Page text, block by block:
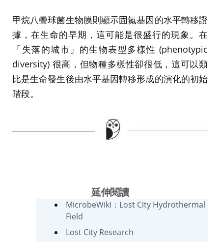
甲烷八疊球菌生物膜則顯示固氮基因的水平轉移證
據，在生命的早期，這可能是很盛行的現象。在
「失落的城市」的生物表型多樣性 (phenotypic
diversity) 很高，但物種多樣性卻很低，這可以類
比是生命發生後由水平基因轉移形成的演化的初始
階段。
延伸閱讀
MicrobeWiki：Lost City Hydrothermal
Field
Lost City Research